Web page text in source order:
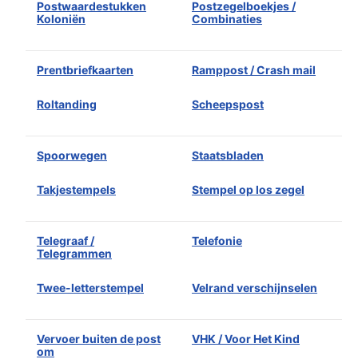
Postwaardestukken
Koloniën
Postzegelboekjes /
Combinaties
Prentbriefkaarten Ramppost / Crash mail
Roltanding Scheepspost
Spoorwegen Staatsbladen
Takjestempels Stempel op los zegel
Telegraaf /
Telegrammen
Telefonie
Twee-letterstempel Velrand verschijnselen
Vervoer buiten de post
om
VHK / Voor Het Kind